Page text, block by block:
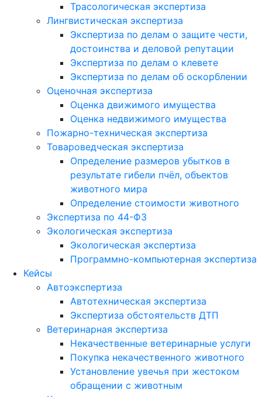
Трасологическая экспертиза
Лингвистическая экспертиза
Экспертиза по делам о защите чести,
достоинства и деловой репутации
Экспертиза по делам о клевете
Экспертиза по делам об оскорблении
Оценочная экспертиза
Оценка движимого имущества
Оценка недвижимого имущества
Пожарно-техническая экспертиза
Товароведческая экспертиза
Определение размеров убытков в
результате гибели пчёл, объектов
животного мира
Определение стоимости животного
Экспертиза по 44-ФЗ
Экологическая экспертиза
Экологическая экспертиза
Программно-компьютерная экспертиза
Кейсы
Автоэкспертиза
Автотехническая экспертиза
Экспертиза обстоятельств ДТП
Ветеринарная экспертиза
Некачественные ветеринарные услуги
Покупка некачественного животного
Установление увечья при жестоком
обращении с животным